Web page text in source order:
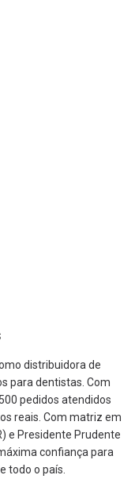
distribuidora de
para dentistas. Com
pedidos atendidos
reais. Com matriz em
e Presidente Prudente
confiança para
todo o país.